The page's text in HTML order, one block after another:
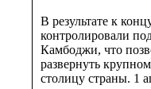
В результате к
контролировали
Камбоджи, что
развернуть
столицу страны. 1